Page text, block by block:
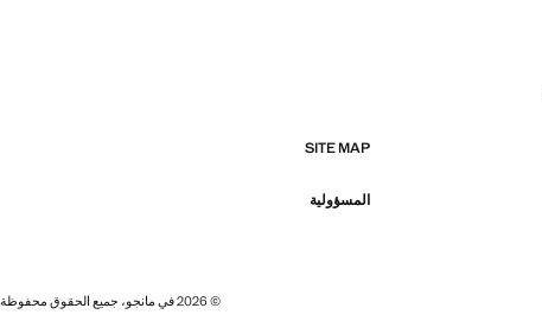
SITE MAP
المسؤولية
© 2026 في مانجو، جميع الحقوق محفوظة